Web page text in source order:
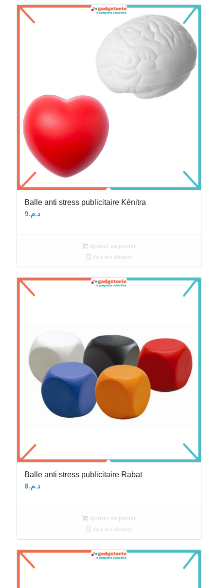
Balle anti stress publicitaire Kénitra
د.م.9
Ajouter au panier
Voir les détails
Balle anti stress publicitaire Rabat
د.م.8
Ajouter au panier
Voir les détails